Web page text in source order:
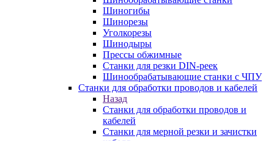
Шиногибы
Шинорезы
Уголкорезы
Шинодыры
Прессы обжимные
Станки для резки DIN-реек
Шинообрабатывающие станки с ЧПУ
Станки для обработки проводов и кабелей
Назад
Станки для обработки проводов и
кабелей
Станки для мерной резки и зачистки